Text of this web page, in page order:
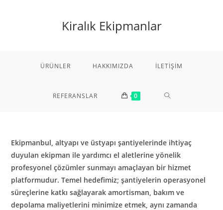
Kiralık Ekipmanlar
ÜRÜNLER HAKKIMIZDA İLETIŞIM
REFERANSLAR 0 TOGGLE
SEARCH
Ekipmanbul, altyapı ve üstyapı şantiyelerinde ihtiyaç
duyulan ekipman ile yardımcı el aletlerine yönelik
profesyonel çözümler sunmayı amaçlayan bir hizmet
platformudur. Temel hedefimiz; şantiyelerin operasyonel
süreçlerine katkı sağlayarak amortisman, bakım ve
depolama maliyetlerini minimize etmek, aynı zamanda